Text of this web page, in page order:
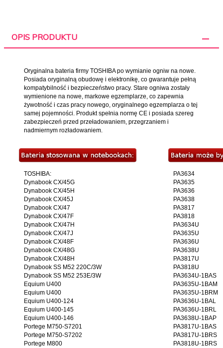
OPIS PRODUKTU
Oryginalna bateria firmy TOSHIBA po wymianie ogniw na nowe.
Posiada oryginalną obudowę i elektronikę, co gwarantuje pełną
kompatybilność i bezpieczeństwo pracy. Stare ogniwa zostały
wymienione na nowe, markowe egzemplarze, co zapewnia
żywotność i czas pracy nowego, oryginalnego egzemplarza o tej
samej pojemności. Produkt spełnia normę CE i posiada szereg
zabezpieczeń przed przeładowaniem, przegrzaniem i
nadmiernym rozładowaniem.
TOSHIBA:
Dynabook CX/45G
Dynabook CX/45H
Dynabook CX/45J
Dynabook CX/47
Dynabook CX/47F
Dynabook CX/47H
Dynabook CX/47J
Dynabook CX/48F
Dynabook CX/48G
Dynabook CX/48H
Dynabook SS M52 220C/3W
Dynabook SS M52 253E/3W
Equium U400
Equium U400
Equium U400-124
Equium U400-145
Equium U400-146
Portege M750-S7201
Portege M750-S7202
Portege M800
PA3634
PA3635
PA3636
PA3638
PA3817
PA3818
PA3634U
PA3635U
PA3636U
PA3638U
PA3817U
PA3818U
PA3634U-1BAS
PA3635U-1BAM
PA3635U-1BRM
PA3636U-1BAL
PA3636U-1BRL
PA3638U-1BAP
PA3817U-1BAS
PA3817U-1BRS
PA3818U-1BRS